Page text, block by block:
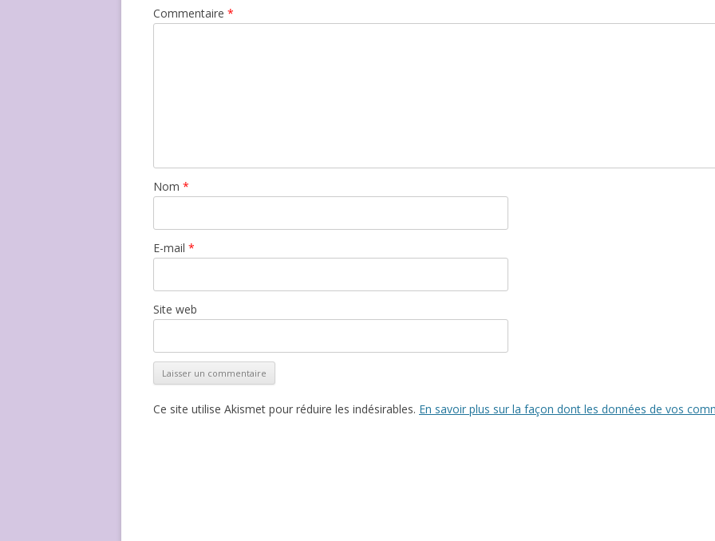
Commentaire *
Nom *
E-mail *
Site web
Ce site utilise Akismet pour réduire les indésirables. En savoir plus sur la façon dont les données de vos